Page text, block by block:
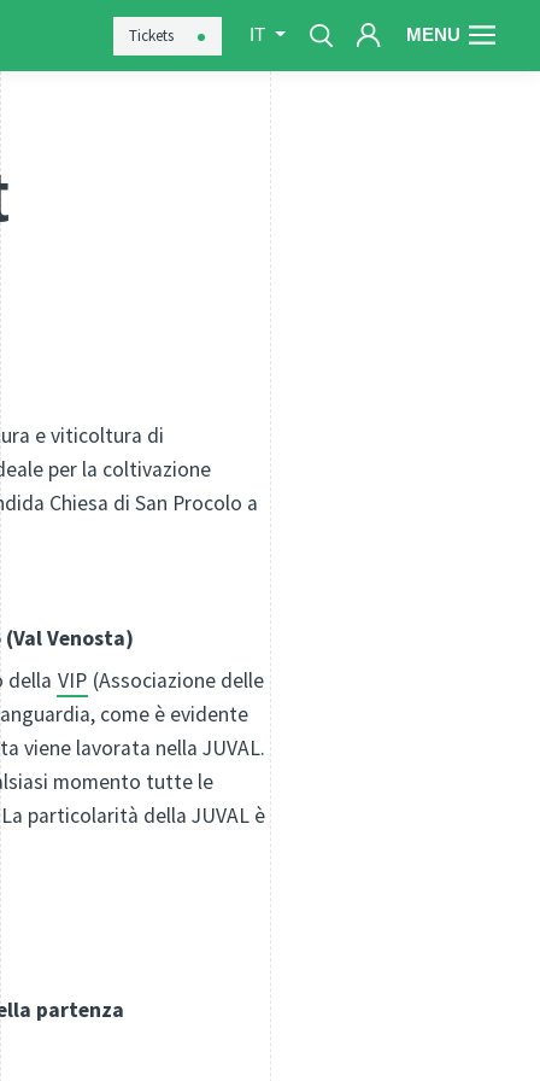
Tickets IT MENU
e viticoltura di
per la coltivazione
Chiesa di San Procolo a
Venosta)
della VIP (Associazione delle
come è evidente
viene lavorata nella JUVAL.
momento tutte le
particolarità della JUVAL è
partenza